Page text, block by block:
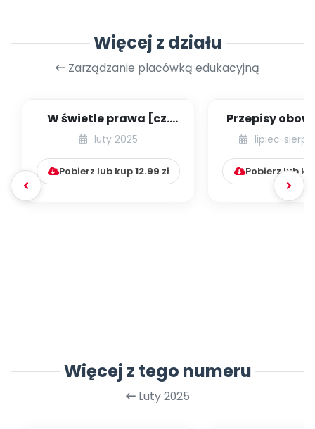
Więcej z działu
Zarządzanie placówką edukacyjną
W świetle prawa [cz.
68] [kącik eksperta]
luty 2025
Pobierz lub kup12.99 zł
Przepisy
wlipiec-
Pobierz lub
Więcej z tego numeru
Luty 2025